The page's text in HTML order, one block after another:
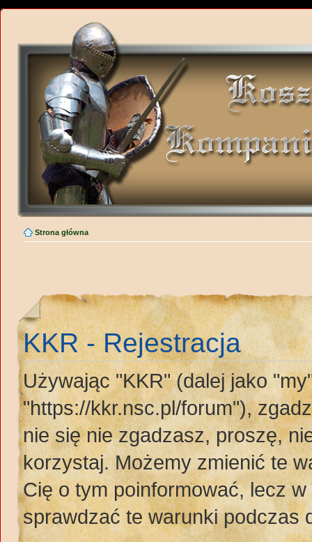
Strona główna
KKR - Rejestracja
Używając "KKR" (dalej jako
"https://kkr.nsc.pl/forum"),
nie się nie zgadzasz, proszę,
korzystaj. Możemy zmienić te
Cię o tym poinformować, lecz
sprawdzać te warunki podczas